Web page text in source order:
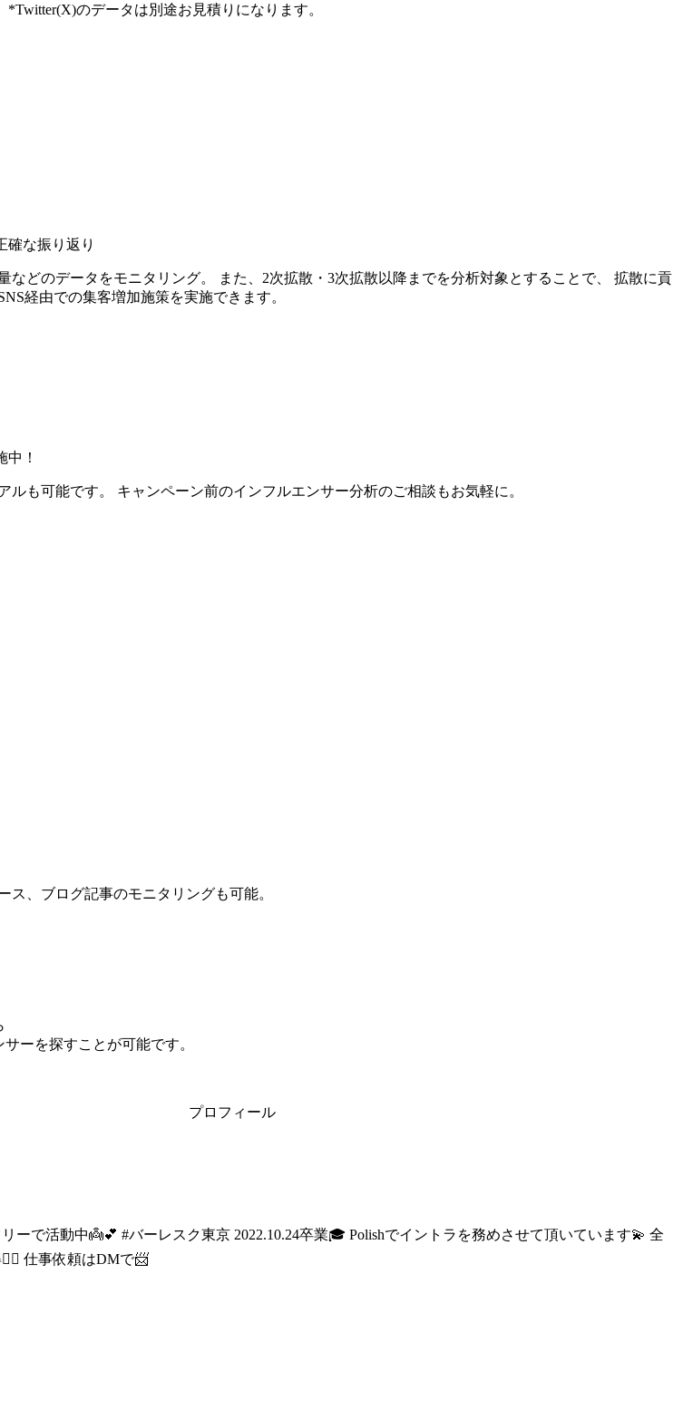
のデータは別途お見積りになります。
確な振り返り
どのデータをモニタリング。 また、2次拡散・3次拡散以降までを分析対象とすることで、 拡散に貢
経由での集客増加施策を実施できます。
！
も可能です。 キャンペーン前のインフルエンサー分析のご相談もお気軽に。
、ブログ記事のモニタリングも可能。
ーを探すことが可能です。
プロフィール
ーで活動中👼💕 #バーレスク東京 2022.10.24卒業🎓 Polishでイントラを務めさせて頂いています💫 全
仕事依頼はDMで📨